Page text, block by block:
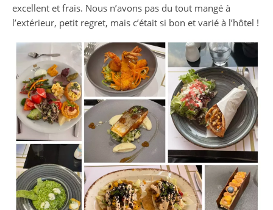
excellent et frais. Nous n’avons pas du tout mangé à
l’extérieur, petit regret, mais c’était si bon et varié à l’hôtel !